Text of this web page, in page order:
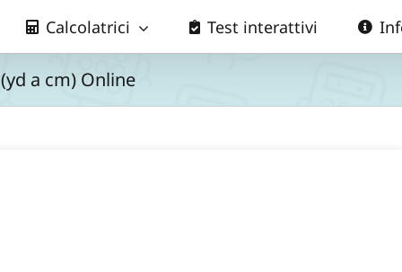
Calcolatrici Test interattivi
a cm) Online